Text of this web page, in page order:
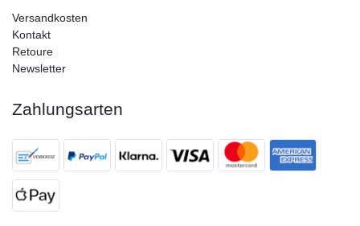
Versandkosten
Kontakt
Retoure
Newsletter
Zahlungsarten